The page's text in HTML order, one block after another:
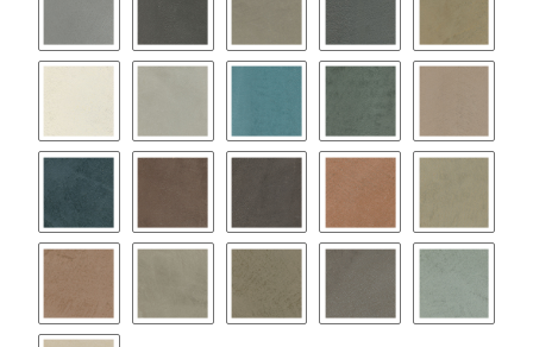
BW16 BW17 BW18 BW19 BW20
BW21 BW22 BW23 BW24 BW25
BW26 BW27 BW28 BW29 BW30
BW31